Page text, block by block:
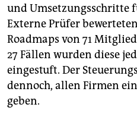
und Umsetzungsschritte
Externe Prüfer
Roadmaps von 71
27 Fällen wurden diese
eingestuft. Der
dennoch, allen Firmen
geben.